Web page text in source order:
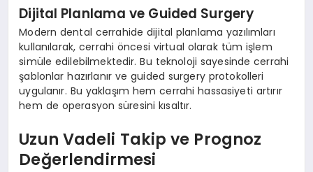
Dijital Planlama ve Guided Surgery
Modern dental cerrahide dijital planlama yazılımları
kullanılarak, cerrahi öncesi virtual olarak tüm işlem
simüle edilebilmektedir. Bu teknoloji sayesinde cerrahi
şablonlar hazırlanır ve guided surgery protokolleri
uygulanır. Bu yaklaşım hem cerrahi hassasiyeti artırır
hem de operasyon süresini kısaltır.
Uzun Vadeli Takip ve Prognoz
Değerlendirmesi